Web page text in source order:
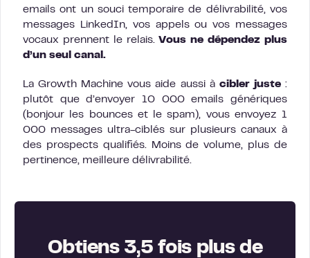
emails ont un souci temporaire de délivrabilité, vos
messages LinkedIn, vos appels ou vos messages
vocaux prennent le relais.Vous ne dépendez plus
d’un seul canal.
La Growth Machine vous aide aussi à cibler juste:
plutôt que d’envoyer 10 000 emails génériques
(bonjour les bounces et le spam), vous envoyez 1
000 messages ultra-ciblés sur plusieurs canaux à
des prospects qualifiés. Moins de volume, plus de
pertinence, meilleure délivrabilité.
Obtiens 3,5 fois plus de